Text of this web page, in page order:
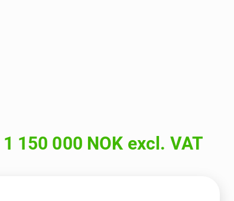
1 150 000 NOK excl. VAT